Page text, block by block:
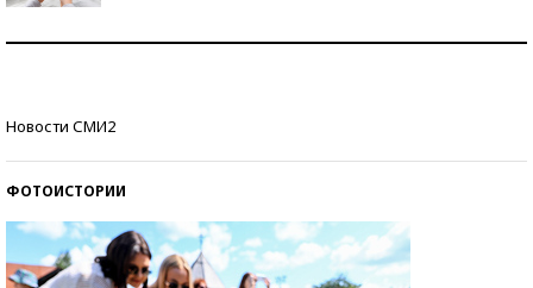
Новости СМИ2
ФОТОИСТОРИИ